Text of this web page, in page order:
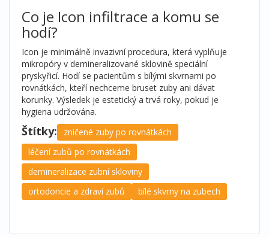
Co je Icon infiltrace a komu se
hodí?
Icon je minimálně invazivní procedura, která vyplňuje
mikropóry v demineralizované sklovině speciální
pryskyřicí. Hodí se pacientům s bílými skvrnami po
rovnátkách, kteří nechceme bruset zuby ani dávat
korunky. Výsledek je estetický a trvá roky, pokud je
hygiena udržována.
Štítky:
zničené zuby po rovnátkách
léčení zubů po rovnátkách
demineralizace zubní skloviny
ortodoncie a zdraví zubů
bílé skvrny na zubech